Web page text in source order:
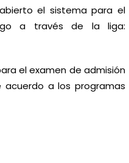
el sistema para el
a través de la liga:
el examen de admisión
a los programas